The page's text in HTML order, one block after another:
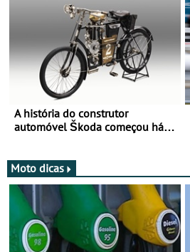
A história do construtor
automóvel Škoda começou há
Moto dicas